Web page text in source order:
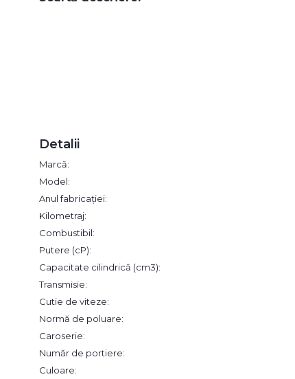
Detalii
Marcă:
Model:
Anul fabricației:
Kilometraj:
Combustibil:
Putere (cP):
Capacitate cilindrică (cm3):
Transmisie:
Cutie de viteze:
Normă de poluare:
Caroserie:
Număr de portiere:
Culoare: